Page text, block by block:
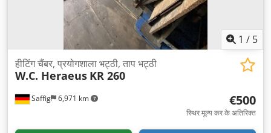
1 / 5
Saffig 6,971 km
हीटिंग चैंबर, प्रयोगशाला भट्ठी, ताप भट्ठी
W.C. Heraeus KR 260
€500
स्थिर मूल्य कर के अतिरिक्त